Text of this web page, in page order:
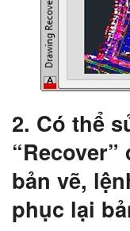
2. Có thể
bản vẽ,
phục lại